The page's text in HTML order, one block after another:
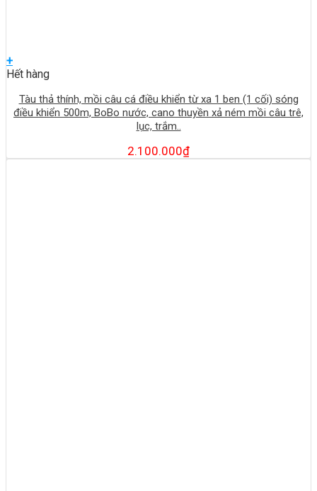
+
Hết hàng
Tàu thả thính, mồi câu cá điều khiển từ xa 1 ben (1 cối) sóng
điều khiển 500m, BoBo nước, cano thuyền xả ném mồi câu trê,
lục, trắm..
2.100.000₫